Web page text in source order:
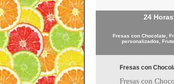
24
Fresas con Chocolate,
personalizados,
Fresas con
Fresas con